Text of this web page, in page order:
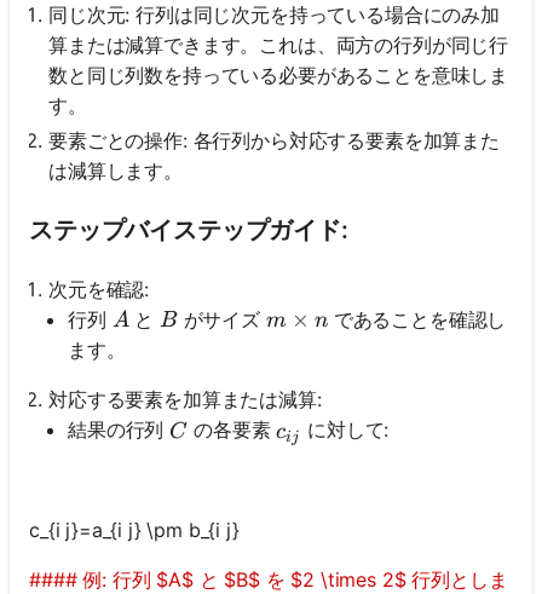
同じ次元: 行列は同じ次元を持っている場合にのみ加
算または減算できます。これは、両方の行列が同じ行
数と同じ列数を持っている必要があることを意味しま
す。
要素ごとの操作: 各行列から対応する要素を加算また
は減算します。
ステップバイステップガイド:
次元を確認:
行列 A
A と B
Bがサイズ m \times n
m × nであることを確認し
ます。
対応する要素を加算または減算:
結果の行列 C
C の各要素c_{i j}
cij に対して:
c_{i j}=a_{i j} \pm b_{i j}
#### 例: 行列 $A$ と $B$ を $2 \times 2$ 行列としま